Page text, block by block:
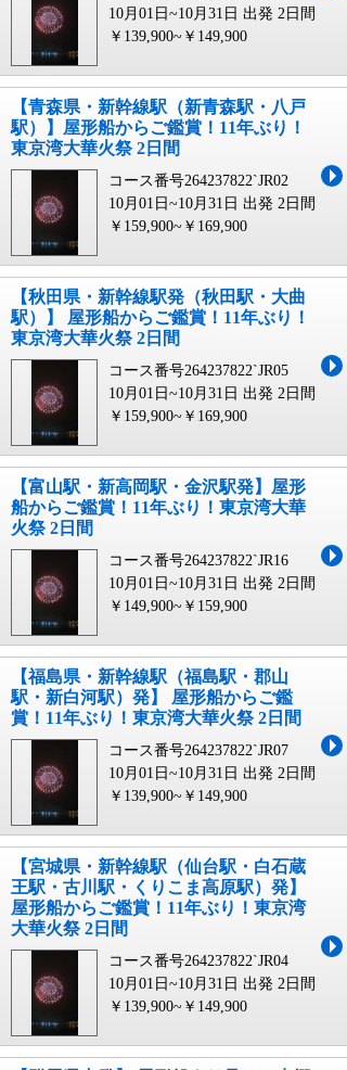
10月01日~10月31日 出発 2日間
￥139,900~￥149,900
【青森県・新幹線駅（新青森駅・八戸
駅）】屋形船からご鑑賞！11年ぶり！
東京湾大華火祭 2日間
コース番号264237822`JR02
10月01日~10月31日 出発 2日間
￥159,900~￥169,900
【秋田県・新幹線駅発（秋田駅・大曲
駅）】 屋形船からご鑑賞！11年ぶり！
東京湾大華火祭 2日間
コース番号264237822`JR05
10月01日~10月31日 出発 2日間
￥159,900~￥169,900
【富山駅・新高岡駅・金沢駅発】屋形
船からご鑑賞！11年ぶり！東京湾大華
火祭 2日間
コース番号264237822`JR16
10月01日~10月31日 出発 2日間
￥149,900~￥159,900
【福島県・新幹線駅（福島駅・郡山
駅・新白河駅）発】 屋形船からご鑑
賞！11年ぶり！東京湾大華火祭 2日間
コース番号264237822`JR07
10月01日~10月31日 出発 2日間
￥139,900~￥149,900
【宮城県・新幹線駅（仙台駅・白石蔵
王駅・古川駅・くりこま高原駅）発】
屋形船からご鑑賞！11年ぶり！東京湾
大華火祭 2日間
コース番号264237822`JR04
10月01日~10月31日 出発 2日間
￥139,900~￥149,900